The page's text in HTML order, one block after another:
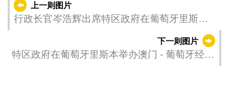
上一则图片
行政长官岑浩辉出席特区政府在葡萄牙里斯本
举办的“赓续中葡传统友谊 续写‘一国两制’新篇
章 - 澳门‘一国两制’成功实践成果展示会”。
下一则图片
特区政府在葡萄牙里斯本举办澳门 - 葡萄牙经贸